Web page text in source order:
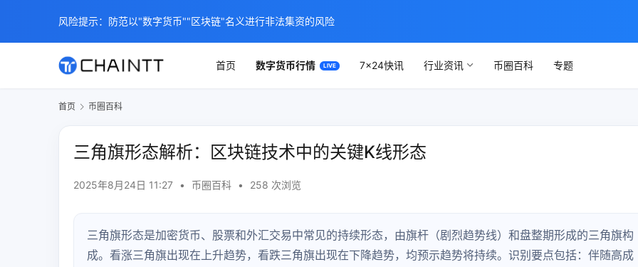
首页 数字货币行情 7×24快讯 行业资讯 币圈百科 专题
首页 币圈百科
三角旗形态解析：区块链技术中的关键K线形态
2025年8月24日 11:27 • 币圈百科 • 258 次浏览
三角旗形态是加密货币、股票和外汇交易中常见的持续形态，由旗杆（剧烈趋势线）和盘整期形成的三角旗构
成。看涨三角旗出现在上升趋势，看跌三角旗出现在下降趋势，均预示趋势将持续。识别要点包括：伴随高成
风险提示：防范以"数字货币""区块链"名义进行非法集资的风险